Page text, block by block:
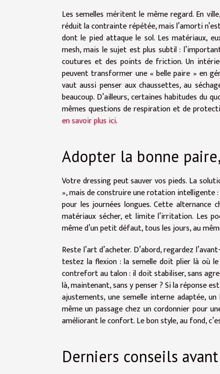
Les semelles méritent le même regard. En
réduit la contrainte répétée, mais l’amorti
dont le pied attaque le sol. Les matériaux,
mesh, mais le sujet est plus subtil :
coutures et des points de friction. Un
peuvent transformer une « belle paire » en
vaut aussi penser aux chaussettes, au
beaucoup. D’ailleurs, certaines habitudes du
mêmes questions de respiration et de
en savoir plus ici.
Adopter la bonne
Votre dressing peut sauver vos pieds. La
», mais de construire une rotation intelligente
pour les journées longues. Cette alternance
matériaux sécher, et limite l’irritation. Les
même d’un petit défaut, tous les jours, au
Reste l’art d’acheter. D’abord, regardez
testez la flexion : la semelle doit plier là où
contrefort au talon : il doit stabiliser, sans
là, maintenant, sans y penser ? Si la réponse
ajustements, une semelle interne adaptée,
même un passage chez un cordonnier pour
améliorant le confort. Le bon style, au fond,
Derniers conseils